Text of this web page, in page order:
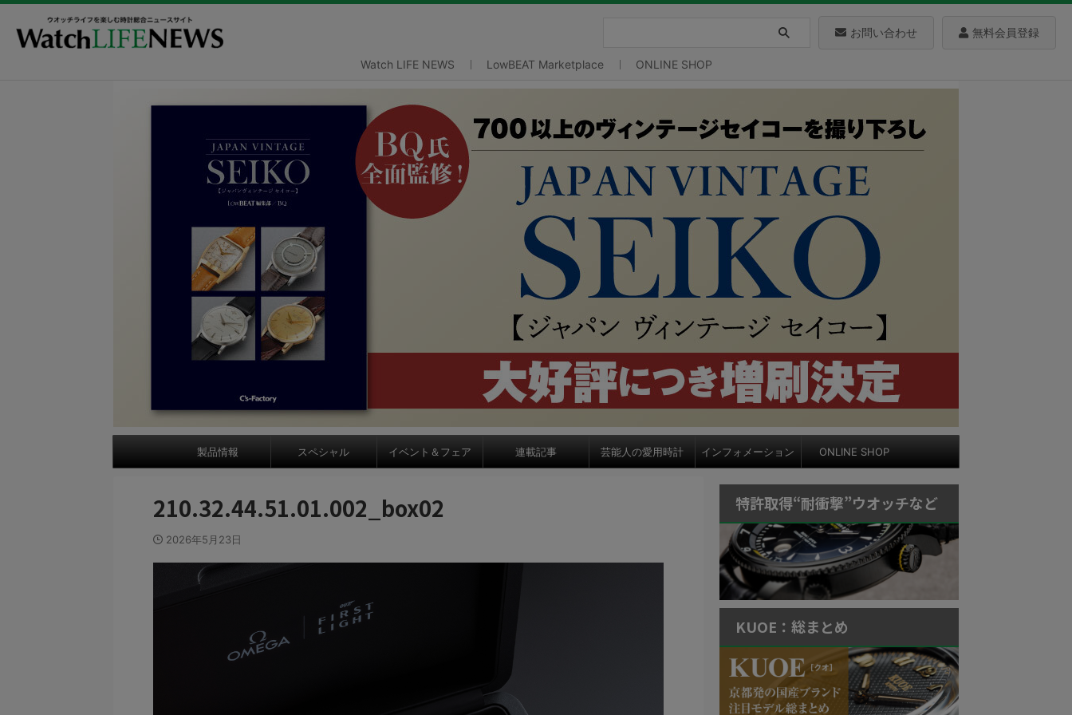
お問い合わせ 無料会員登録
Watch LIFE NEWS LowBEAT Marketplace ONLINE SHOP
製品情報 スペシャル イベント＆フェア 連載記事 芸能人の愛用時計 インフォメーション ONLINE SHOP
210.32.44.51.01.002_box02
2026年5月23日
特許取得“耐衝撃”ウオッチなど
KUOE：総まとめ